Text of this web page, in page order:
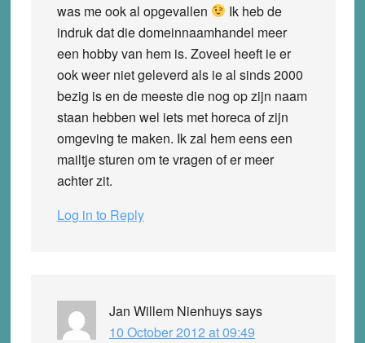
was me ook al opgevallen
Ik heb de
indruk dat die domeinnaamhandel meer
een hobby van hem is. Zoveel heeft ie er
ook weer niet geleverd als ie al sinds 2000
bezig is en de meeste die nog op zijn naam
staan hebben wel iets met horeca of zijn
omgeving te maken. Ik zal hem eens een
mailtje sturen om te vragen of er meer
achter zit.
Log in to Reply
Jan Willem Nienhuyssays
10 October 2012 at 09:49